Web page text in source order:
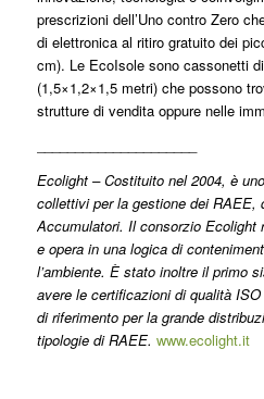
prescrizioni dell’Uno contro Zero
di elettronica al ritiro gratuito dei
cm). Le EcoIsole sono cassonetti
(1,5×1,2×1,5 metri) che possono
strutture di vendita oppure nelle
Ecolight – Costituito nel 2004, è
collettivi per la gestione dei RAEE,
Accumulatori. Il consorzio Ecolight
e opera in una logica di
l’ambiente. È stato inoltre il primo
avere le certificazioni di qualità
di riferimento per la grande
tipologie di RAEE. www.ecolight.it